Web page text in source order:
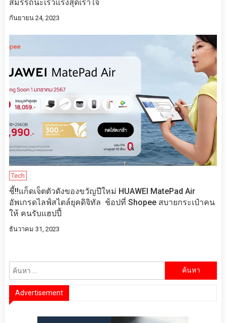
สมรรถนะเร็วแรงสุดเร้าใจ
กันยายน 24, 2023
Tech
ชี้!!แก็ดเจ็ตตัวดังของขวัญปีใหม่ HUAWEI MatePad Air
อัพเกรดไลฟ์สไตล์ยุคดิจิทัล ช้อปที่ Shopee สบายกระเป๋าคน
ให้ คนรับแฮปปี้
ธันวาคม 31, 2023
Advertisement